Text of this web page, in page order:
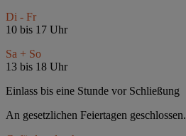
Di - Fr
10 bis 17 Uhr
Sa + So
13 bis 18 Uhr
Einlass bis eine Stunde vor Schließung
An gesetzlichen Feiertagen geschlossen.